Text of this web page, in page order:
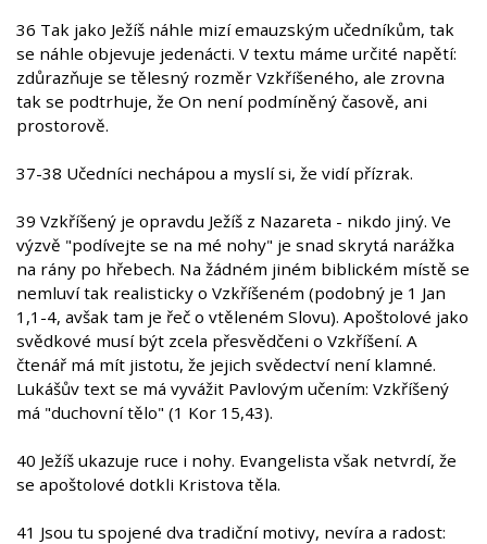
36 Tak jako Ježíš náhle mizí emauzským učedníkům, tak
se náhle objevuje jedenácti. V textu máme určité napětí:
zdůrazňuje se tělesný rozměr Vzkříšeného, ale zrovna
tak se podtrhuje, že On není podmíněný časově, ani
prostorově.
37-38 Učedníci nechápou a myslí si, že vidí přízrak.
39 Vzkříšený je opravdu Ježíš z Nazareta - nikdo jiný. Ve
výzvě "podívejte se na mé nohy" je snad skrytá narážka
na rány po hřebech. Na žádném jiném biblickém místě se
nemluví tak realisticky o Vzkříšeném (podobný je 1 Jan
1,1-4, avšak tam je řeč o vtěleném Slovu). Apoštolové jako
svědkové musí být zcela přesvědčeni o Vzkříšení. A
čtenář má mít jistotu, že jejich svědectví není klamné.
Lukášův text se má vyvážit Pavlovým učením: Vzkříšený
má "duchovní tělo" (1 Kor 15,43).
40 Ježíš ukazuje ruce i nohy. Evangelista však netvrdí, že
se apoštolové dotkli Kristova těla.
41 Jsou tu spojené dva tradiční motivy, nevíra a radost: